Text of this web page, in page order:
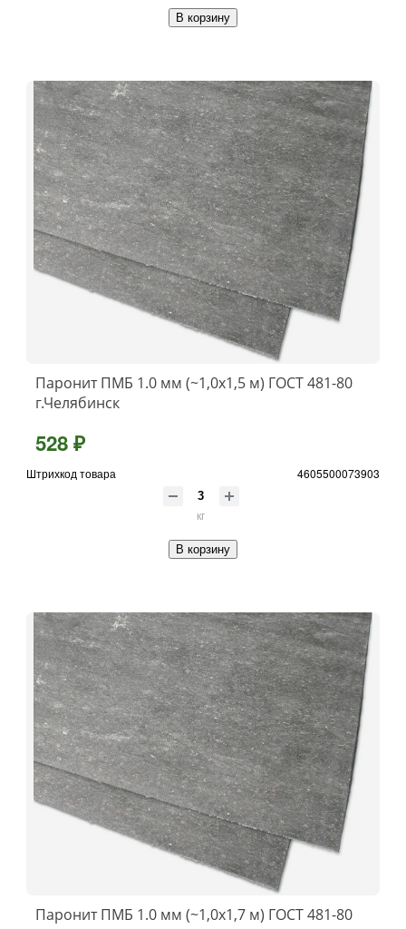
В корзину
Паронит ПМБ 1.0 мм (~1,0х1,5 м) ГОСТ 481-80
г.Челябинск
528 ₽
Штрихкод товара 4605500073903
кг
В корзину
Паронит ПМБ 1.0 мм (~1,0х1,7 м) ГОСТ 481-80